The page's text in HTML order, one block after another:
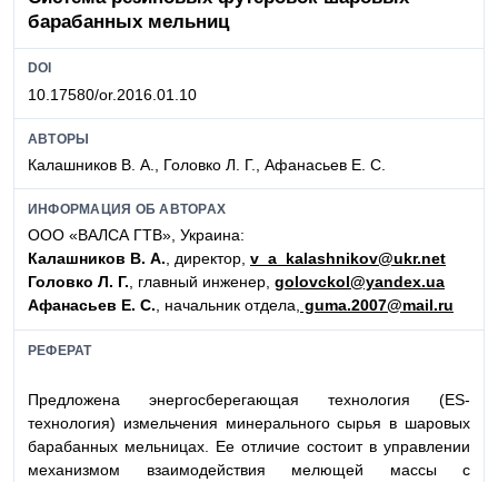
барабанных мельниц
DOI
10.17580/or.2016.01.10
АВТОРЫ
Калашников В. А., Головко Л. Г., Афанасьев Е. С.
ИНФОРМАЦИЯ ОБ АВТОРАХ
ООО «ВАЛСА ГТВ», Украина:
Калашников В. А., директор, v_a_kalashnikov@ukr.net
Головко Л. Г., главный инженер, golovckol@yandex.ua
Афанасьев Е. С., начальник отдела, guma.2007@mail.ru
РЕФЕРАТ
Предложена энергосберегающая технология (ES-
технология) измельчения минерального сырья в шаровых
барабанных мельницах. Ее отличие состоит в управлении
механизмом взаимодействия мелющей массы с